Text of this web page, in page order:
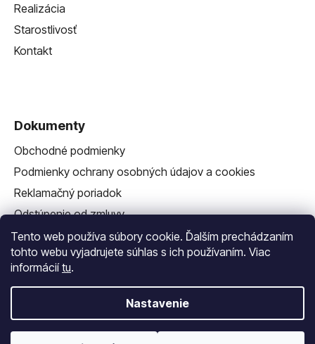
Tento web používa súbory cookie. Ďalším prechádzaním
tohto webu vyjadrujete súhlas s ich používaním. Viac
informácií tu.
Nastavenie
Realizácia
Starostlivosť
Kontakt
Dokumenty
Obchodné podmienky
Podmienky ochrany osobných údajov a cookies
Reklamačný poriadok
Odstúpenie od zmluvy
Reklamačný formulár
Vytvoril Shoptet a Adatelier